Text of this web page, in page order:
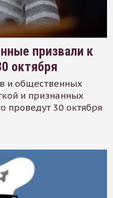
призвали к
октября
и общественных
и признанных
проведут 30 октября